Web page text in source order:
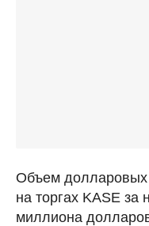
Объем долларовых
на торгах KASE
миллиона